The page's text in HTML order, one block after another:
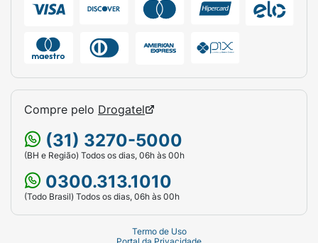
Compre pelo Drogatel
(31) 3270-5000
(BH e Região) Todos os dias, 06h às 00h
0300.313.1010
(Todo Brasil) Todos os dias, 06h às 00h
Termo de Uso